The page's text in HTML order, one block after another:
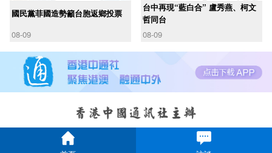
國民黨菲國造勢籲台胞返鄉投票
08-09
台中再現“藍白合” 盧秀燕、柯文
哲同台
08-09